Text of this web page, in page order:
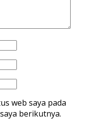
web saya pada
berikutnya.